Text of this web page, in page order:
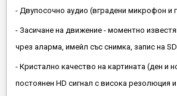
- Двупосочно аудио (вградени микрофон и
- Засичане на движение - моментно
чрез аларма, имейл със снимка, запис на SD
- Кристално качество на картината (ден и
постоянен HD сигнал с висока резолюция